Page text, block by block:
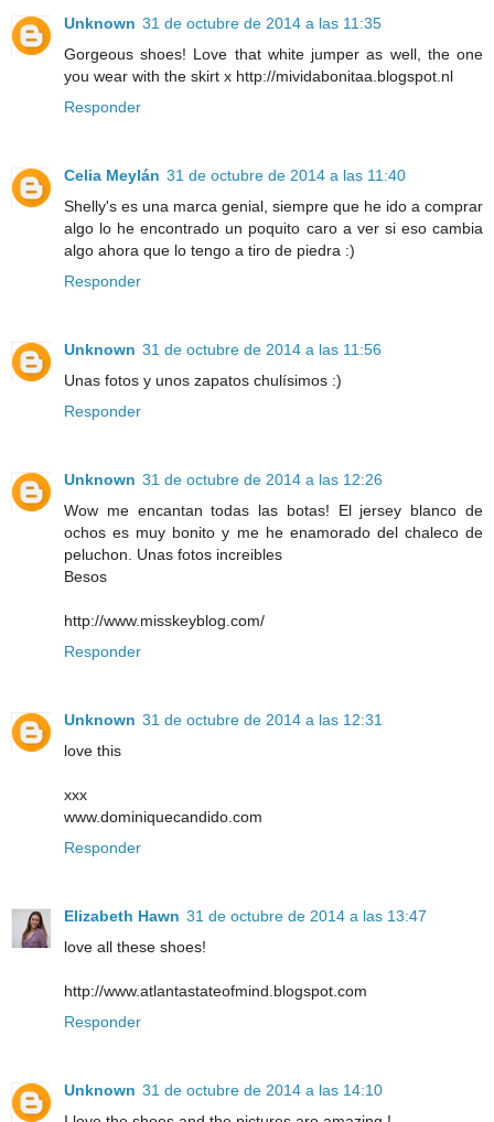
Unknown 31 de octubre de 2014 a las 11:35
Gorgeous shoes! Love that white jumper as well, the one
you wear with the skirt x http://mividabonitaa.blogspot.nl
Responder
Celia Meylán 31 de octubre de 2014 a las 11:40
Shelly's es una marca genial, siempre que he ido a comprar
algo lo he encontrado un poquito caro a ver si eso cambia
algo ahora que lo tengo a tiro de piedra :)
Responder
Unknown 31 de octubre de 2014 a las 11:56
Unas fotos y unos zapatos chulísimos :)
Responder
Unknown 31 de octubre de 2014 a las 12:26
Wow me encantan todas las botas! El jersey blanco de
ochos es muy bonito y me he enamorado del chaleco de
peluchon. Unas fotos increibles
Besos
http://www.misskeyblog.com/
Responder
Unknown 31 de octubre de 2014 a las 12:31
love this
xxx
www.dominiquecandido.com
Responder
Elizabeth Hawn 31 de octubre de 2014 a las 13:47
love all these shoes!
http://www.atlantastateofmind.blogspot.com
Responder
Unknown 31 de octubre de 2014 a las 14:10